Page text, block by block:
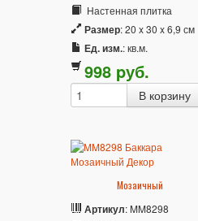
Настенная плитка
Размер: 20 x 30 x 6,9 см
Ед. изм.: кв.м.
998 pуб.
Мозаичный
Артикул: MM8298